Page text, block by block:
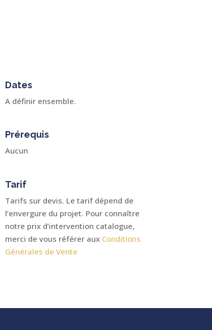
Dates
A définir ensemble.
Prérequis
Aucun
Tarif
Tarifs sur devis. Le tarif dépend de
l’envergure du projet. Pour connaître
notre prix d’intervention catalogue,
merci de vous référer aux Conditions
Générales de Vente